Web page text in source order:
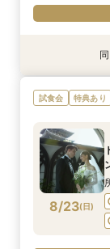
特典あり
8/22(土)
特典あり
8/22(土)
試食会 特典あり
8/23(日)